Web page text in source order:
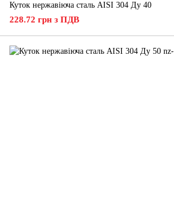
Куток нержавіюча сталь AISI 304 Ду 40
228.72 грн з ПДВ